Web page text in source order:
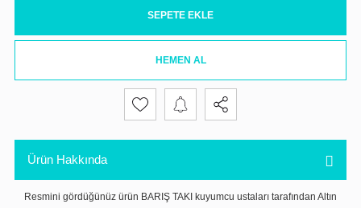
SEPETE EKLE
HEMEN AL
Ürün Hakkında
Resmini gördüğünüz ürün BARIŞ TAKI kuyumcu ustaları tarafından Altın